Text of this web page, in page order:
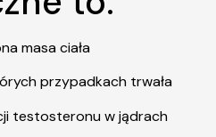
masa ciała
przypadkach trwała
testosteronu w jądrach